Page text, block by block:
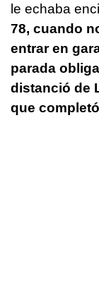
le echaba
78, cuando
entrar en
parada
distanció de
que